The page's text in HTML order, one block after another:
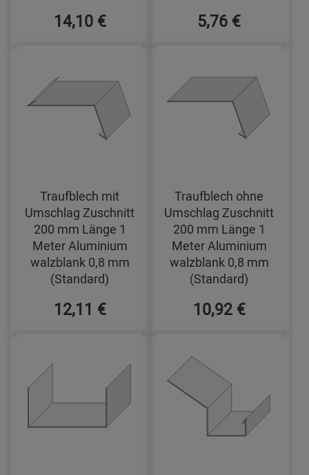
14,10 € 5,76 €
Traufblech mit
Umschlag Zuschnitt
200 mm Länge 1
Meter Aluminium
walzblank 0,8 mm
(Standard)
12,11 €
Traufblech ohne
Umschlag Zuschnitt
200 mm Länge 1
Meter Aluminium
walzblank 0,8 mm
(Standard)
10,92 €